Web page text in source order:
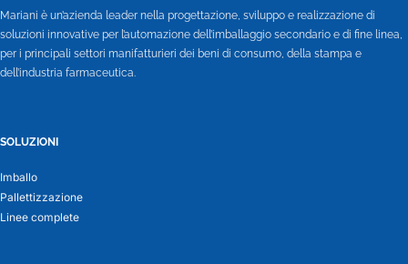
Mariani è un’azienda leader nella progettazione, sviluppo e realizzazione di
soluzioni innovative per l’automazione dell’imballaggio secondario e di fine linea,
per i principali settori manifatturieri dei beni di consumo, della stampa e
dell’industria farmaceutica.
SOLUZIONI
Imballo
Pallettizzazione
Linee complete